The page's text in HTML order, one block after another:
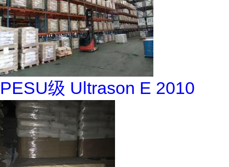
PESU级 Ultrason E 2010